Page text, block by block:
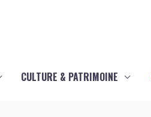
CULTURE & PATRIMOINE